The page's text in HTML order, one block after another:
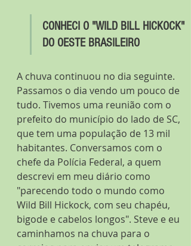
CONHECI O "WILD BILL HICKOCK"
DO OESTE BRASILEIRO
A chuva continuou no dia seguinte.
Passamos o dia vendo um pouco de
tudo. Tivemos uma reunião com o
prefeito do município do lado de SC,
que tem uma população de 13 mil
habitantes. Conversamos com o
chefe da Polícia Federal, a quem
descrevi em meu diário como
"parecendo todo o mundo como
Wild Bill Hickock, com seu chapéu,
bigode e cabelos longos". Steve e eu
caminhamos na chuva para o